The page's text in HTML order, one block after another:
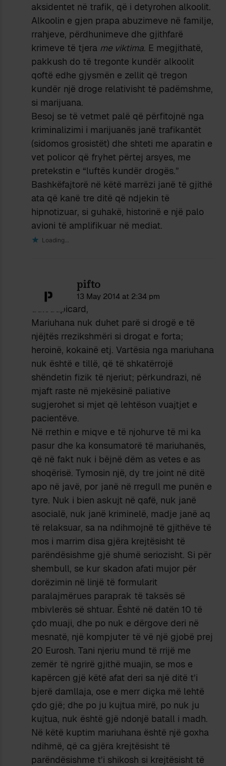
aksidentet në trafik, që i detyrohen alkoolit.
Alkoolin e gjen prapa abuzimeve në familje,
rrahjeve, përdhunimeve dhe gjithfarë
krimeve të tjera me viktima. E megjithatë,
pakkush do të tregonte kundër alkoolit
qoftë edhe gjysmën e zellit që tregon
kundër një droge relativisht të padëmshme,
si marijuana.
Besoj se të vetmet palë që përfitojnë nga
kriminalizimi i marijuanës janë trafikantët
(sidomos grosistët) dhe shteti me aparatin e
vet policor që fryhet përtej arsyes, me
pretekstin e “luftës kundër drogës.”
Bashkëfajtorë në këtë marrëzi janë të gjithë
ata që kanë tre ditë që ndjekin të
hipnotizuar, si guhakë, historinë e një palo
avioni të amplifikuar në mediat.
Loading...
pifto
13 May 2014 at 2:34 pm
duledupicard,
Mariuhana nuk duhet parë si drogë e të
njëjtës rrezikshmëri si drogat e forta;
heroinë, kokainë etj. Vartësia nga mariuhana
nuk është e tillë, që të shkatërrojë
shëndetin fizik të njeriut; përkundrazi, në
mjaft raste në mjekësinë paliative
sugjerohet si mjet që lehtëson vuajtjet e
pacientëve.
Në rrethin e miqve e të njohurve të mi ka
pasur dhe ka konsumatorë të mariuhanës,
që në fakt nuk i bëjnë dëm as vetes e as
shoqërisë. Tymosin një, dy tre joint në ditë
apo në javë, por janë në rregull me punën e
tyre. Nuk i bien askujt në qafë, nuk janë
asocialë, nuk janë kriminelë, madje janë aq
të relaksuar, sa na ndihmojnë të gjithëve të
mos i marrim disa gjëra krejtësisht të
parëndësishme gjë shumë seriozisht. Si për
shembull, se kur skadon afati mujor për
dorëzimin në linjë të formularit
paralajmërues paraprak të taksës së
mbivlerës së shtuar. Është në datën 10 të
çdo muaji, dhe po nuk e dërgove deri në
mesnatë, një kompjuter të vë një gjobë prej
20 Eurosh. Tani njeriu mund të rrijë me
zemër të ngrirë gjithë muajin, se mos e
kapërcen gjë këtë afat deri sa një ditë t’i
bjerë damllaja, ose e merr diçka më lehtë
çdo gjë; dhe po ju kujtua mirë, po nuk ju
kujtua, nuk është gjë ndonjë batall i madh.
Në këtë kuptim mariuhana është një goxha
ndihmë, që ca gjëra krejtësisht të
parëndësishme t’i shikosh si krejtësisht të